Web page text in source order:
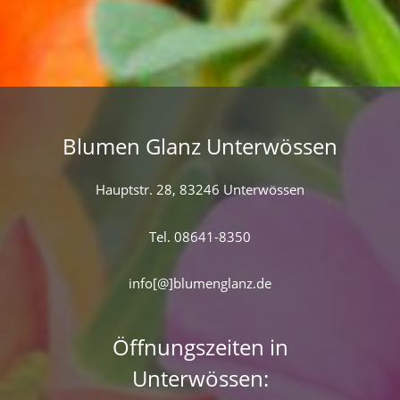
Blumen Glanz Unterwössen
Hauptstr. 28, 83246 Unterwössen
Tel. 08641-8350
info[@]blumenglanz.de
Öffnungszeiten in
Unterwössen: